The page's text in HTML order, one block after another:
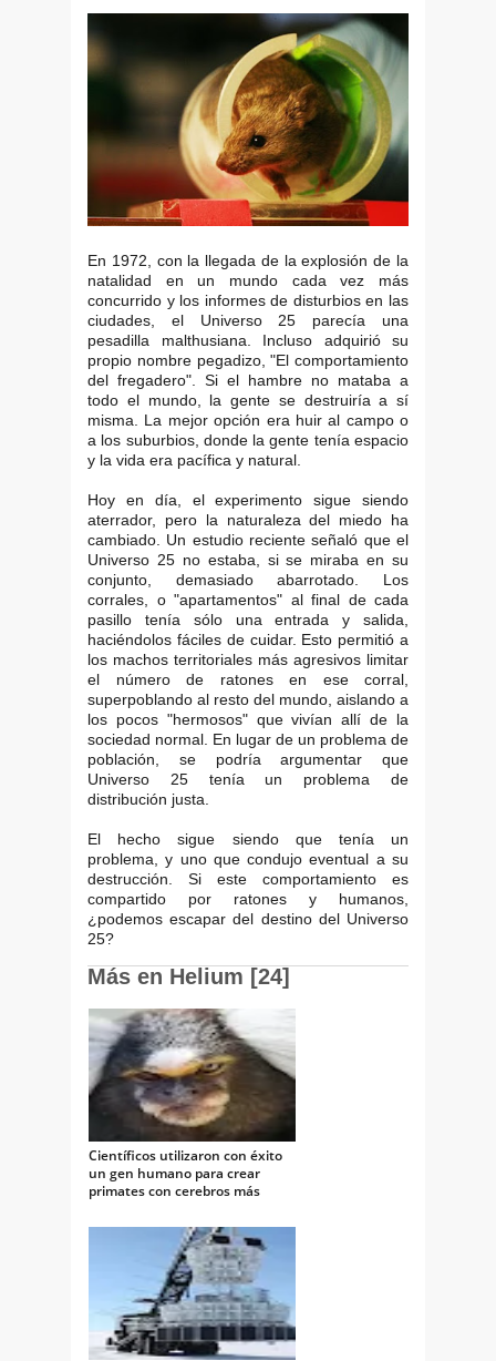
En 1972, con la llegada de la explosión de la
natalidad en un mundo cada vez más
concurrido y los informes de disturbios en las
ciudades, el Universo 25 parecía una
pesadilla malthusiana. Incluso adquirió su
propio nombre pegadizo, "El comportamiento
del fregadero". Si el hambre no mataba a
todo el mundo, la gente se destruiría a sí
misma. La mejor opción era huir al campo o
a los suburbios, donde la gente tenía espacio
y la vida era pacífica y natural.
Hoy en día, el experimento sigue siendo
aterrador, pero la naturaleza del miedo ha
cambiado. Un estudio reciente señaló que el
Universo 25 no estaba, si se miraba en su
conjunto, demasiado abarrotado. Los
corrales, o "apartamentos" al final de cada
pasillo tenía sólo una entrada y salida,
haciéndolos fáciles de cuidar. Esto permitió a
los machos territoriales más agresivos limitar
el número de ratones en ese corral,
superpoblando al resto del mundo, aislando a
los pocos "hermosos" que vivían allí de la
sociedad normal. En lugar de un problema de
población, se podría argumentar que
Universo 25 tenía un problema de
distribución justa.
El hecho sigue siendo que tenía un
problema, y ​​uno que condujo eventual a su
destrucción. Si este comportamiento es
compartido por ratones y humanos,
¿podemos escapar del destino del Universo
25?
Más en Helium [24]
Científicos utilizaron con éxito
un gen humano para crear
primates con cerebros más